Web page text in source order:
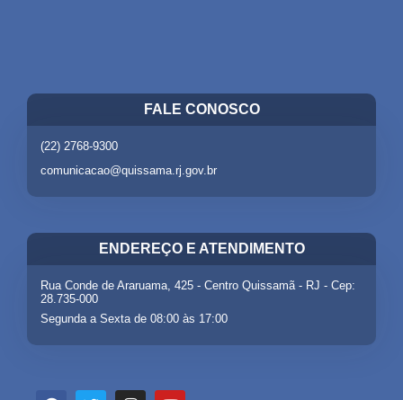
FALE CONOSCO
(22) 2768-9300
comunicacao@quissama.rj.gov.br
ENDEREÇO E ATENDIMENTO
Rua Conde de Araruama, 425 - Centro Quissamã - RJ - Cep:
28.735-000
Segunda a Sexta de 08:00 às 17:00